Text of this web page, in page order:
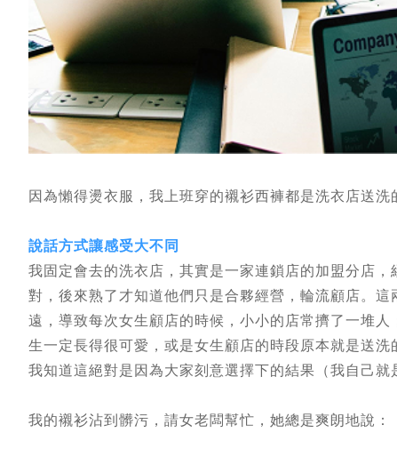
因為懶得燙衣服，我上班穿的襯衫西褲都是洗衣店送
說話方式讓感受大不同
我固定會去的洗衣店，其實是一家連鎖店的加盟分店
對，後來熟了才知道他們只是合夥經營，輪流顧店。
遠，導致每次女生顧店的時候，小小的店常擠了一堆
生一定長得很可愛，或是女生顧店的時段原本就是送
我知道這絕對是因為大家刻意選擇下的結果（我自己就
我的襯衫沾到髒污，請女老闆幫忙，她總是爽朗地說：